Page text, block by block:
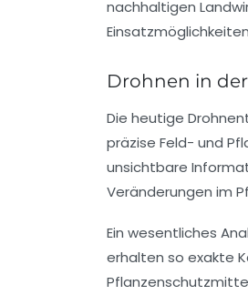
nachhaltigen
Drohnen in
Die heutige
präzise Feld- und
unsichtbare
Veränderungen im
Ein wesentliches
erhalten so exakte